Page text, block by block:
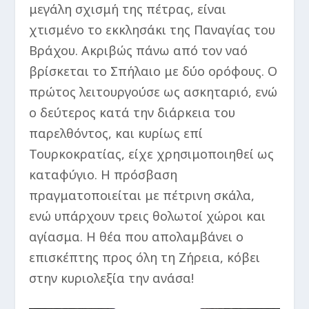
μεγάλη σχισμή της πέτρας, είναι
χτισμένο το εκκλησάκι της Παναγίας του
Βράχου. Ακριβώς πάνω από τον ναό
βρίσκεται το Σπήλαιο με δύο ορόφους. Ο
πρώτος λειτουργούσε ως ασκηταριό, ενώ
ο δεύτερος κατά την διάρκεια του
παρελθόντος, και κυρίως επί
Τουρκοκρατίας, είχε χρησιμοποιηθεί ως
καταφύγιο. Η πρόσβαση
πραγματοποιείται με πέτρινη σκάλα,
ενώ υπάρχουν τρεις θολωτοί χώροι και
αγίασμα. Η θέα που απολαμβάνει ο
επισκέπτης προς όλη τη Ζήρεια, κόβει
στην κυριολεξία την ανάσα!